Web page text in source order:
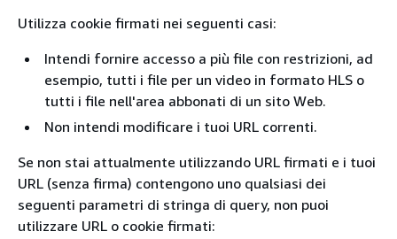
Utilizza cookie firmati nei seguenti casi:
Intendi fornire accesso a più file con restrizioni, ad
esempio, tutti i file per un video in formato HLS o
tutti i file nell'area abbonati di un sito Web.
Non intendi modificare i tuoi URL correnti.
Se non stai attualmente utilizzando URL firmati e i tuoi
URL (senza firma) contengono uno qualsiasi dei
seguenti parametri di stringa di query, non puoi
utilizzare URL o cookie firmati: